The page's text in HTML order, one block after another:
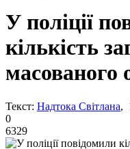
У поліції
кількість
масованого
Текст: Надтока Світлана,
0
6329